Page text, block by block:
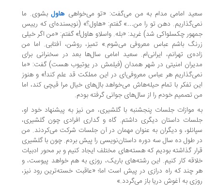
امامی مدام به من می‌گفت: «تو می‌خواهیهاولبشوی. ما
دهن تو را من…» گفتم: «هاول؟» (نویسنده‌ای که رییس
چکسلواکی شد) غرید: «بله. واسلاو هاول!» گفتم: «من اگر خیلی
باشم ‌عباس معروفی می‌شوم.» تمیز، روشن، آفتابی. اما من
تهرانم، ایرانی‌ام. سعید امامی سال‌ها بعد در سخنرانی برای
امنیتی در شهر همدان (فیلمش در یوتیوب هست) گفت: «ما
هر عباس معروفی‌ای در این مملکت قد علم کند!» و هنوز
تفکر با تمام حیله‌هاش می‌خواهد بال‌های خیال مرا قیچی کند، اما
تصمیم خودم را از سال‌های جوانی گرفته بودم.
موازات جلسات پنجشنبه با گلشیری، من نیز به پیشنهاد خود او،
داستان دیگری داشتم. گاه و گداری افرادی چون گلشیری،
و دیگران به عنوان مهمان در آن جلسات شرکت می‌کردند. من
طول ده سال سه دوره داستان‌نویسی را پیش بردم. چون با گلشیری
گذاشته بودیم که هسته‌های مختلف ایجاد کنیم و بر محور ادبیات
کار کنیم. این رشته‌های باریک، روزی به هم خواهد پیوست، و
چند که راه درازی در پیش است اما؛ «عاقبت خسته‌ترین رود نیز،
به آغوش دریا باز می‌گردد.»